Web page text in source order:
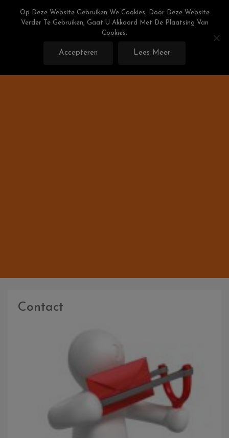
Weight Watchers Puntenlijst
Gratis De Weight Watchers Punten Berekenen!
Contact
Op Deze Website Gebruiken We Cookies. Door Deze Website
Verder Te Gebruiken, Gaat U Akkoord Met De Plaatsing Van
Cookies.
Accepteren Lees Meer